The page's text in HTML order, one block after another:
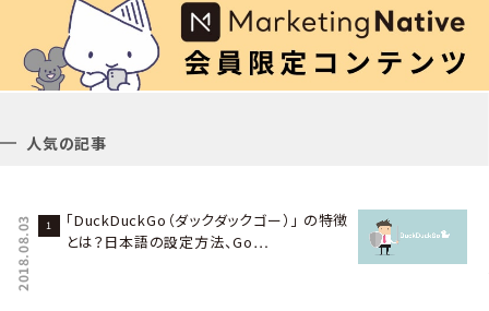
人気の記事
2018.08.03
「DuckDuckGo（ダックダックゴー）」 の特徴
とは？日本語の設定方法、Go…